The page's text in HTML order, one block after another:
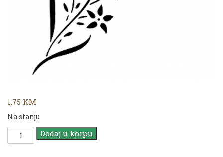
1,75 KM
Na stanju
CADENCE
Šablon
Dodaj u korpu